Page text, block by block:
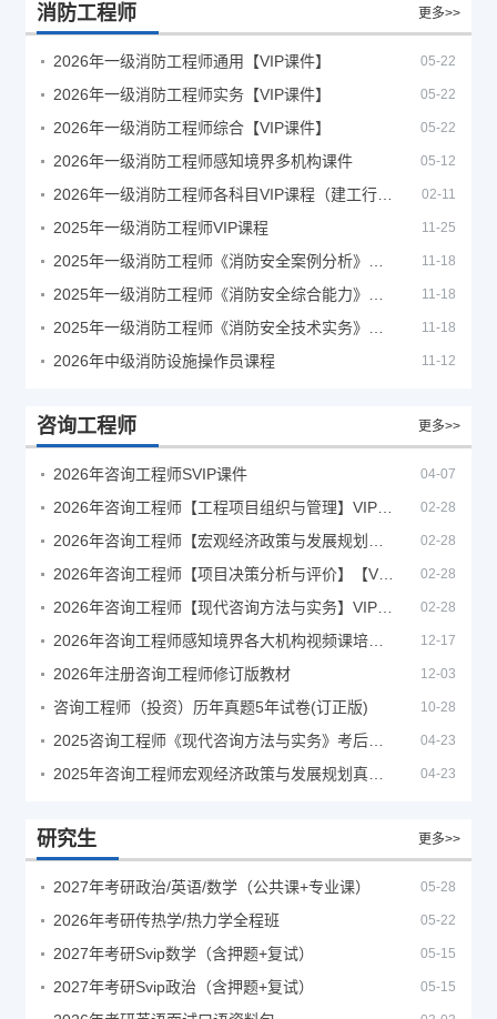
消防工程师 更多>>
2026年一级消防工程师通用【VIP课件】 05-22
2026年一级消防工程师实务【VIP课件】 05-22
2026年一级消防工程师综合【VIP课件】 05-22
2026年一级消防工程师感知境界多机构课件 05-12
02-11
2025年一级消防工程师VIP课程 11-25
11-18
11-18
11-18
2026年中级消防设施操作员课程 11-12
咨询工程师 更多>>
2026年咨询工程师SVIP课件 04-07
02-28
02-28
02-28
02-28
12-17
2026年注册咨询工程师修订版教材 12-03
咨询工程师（投资）历年真题5年试卷(订正版) 10-28
04-23
04-23
研究生 更多>>
2027年考研政治/英语/数学（公共课+专业课） 05-28
2026年考研传热学/热力学全程班 05-22
2027年考研Svip数学（含押题+复试） 05-15
2027年考研Svip政治（含押题+复试） 05-15